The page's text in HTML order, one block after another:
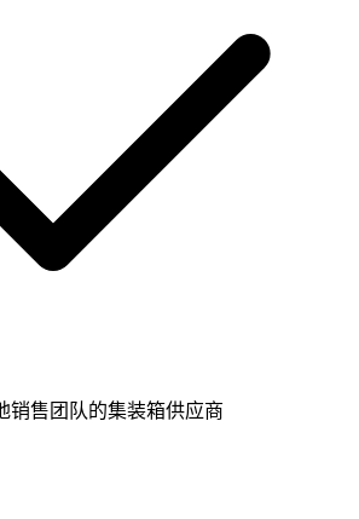
销售团队的集装箱供应商